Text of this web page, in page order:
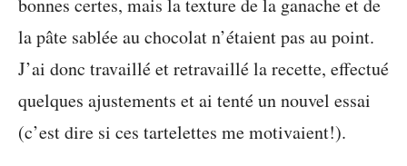
bonnes certes, mais la texture de la ganache et de
la pâte sablée au chocolat n’étaient pas au point.
J’ai donc travaillé et retravaillé la recette, effectué
quelques ajustements et ai tenté un nouvel essai
(c’est dire si ces tartelettes me motivaient!).